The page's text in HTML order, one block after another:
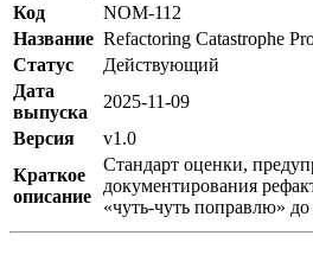
Код
NOM-112
Название Refactoring Catastrophe
Статус
Действующий
Дата
выпуска
2025-11-09
Версия
v1.0
Краткое
описание
Стандарт оценки,
документирования
«чуть-чуть поправлю»